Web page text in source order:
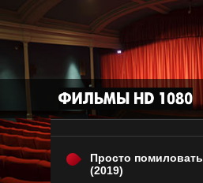
Просто помиловать
(2019)